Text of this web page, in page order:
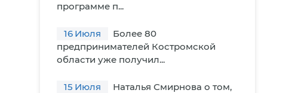
программе п...
16 Июля
Более 80
предпринимателей Костромской
области уже получил...
15 Июля
Наталья Смирнова о том,